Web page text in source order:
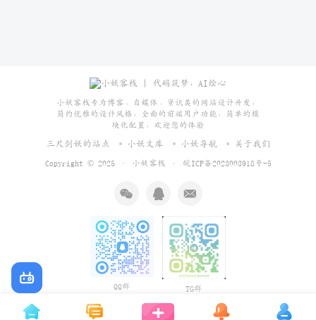
小妖客栈专为博客、自媒体、资讯类的网站设计开发，
简约优雅的设计风格，全面的前端用户功能，简单的模
块化配置，欢迎您的体验
三尺剑妖的站点 小妖文库 小妖导航 关于我们
Copyright © 2025 · 小妖客栈 · 皖ICP备2023003918号-5
QQ群 TG群